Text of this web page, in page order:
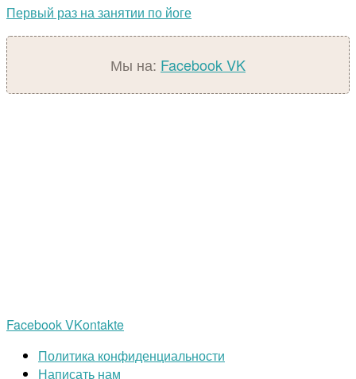
Первый раз на занятии по йоге
Мы на: FacebookVK
FacebookVKontakte
Политика конфиденциальности
Написать нам